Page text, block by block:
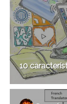
10